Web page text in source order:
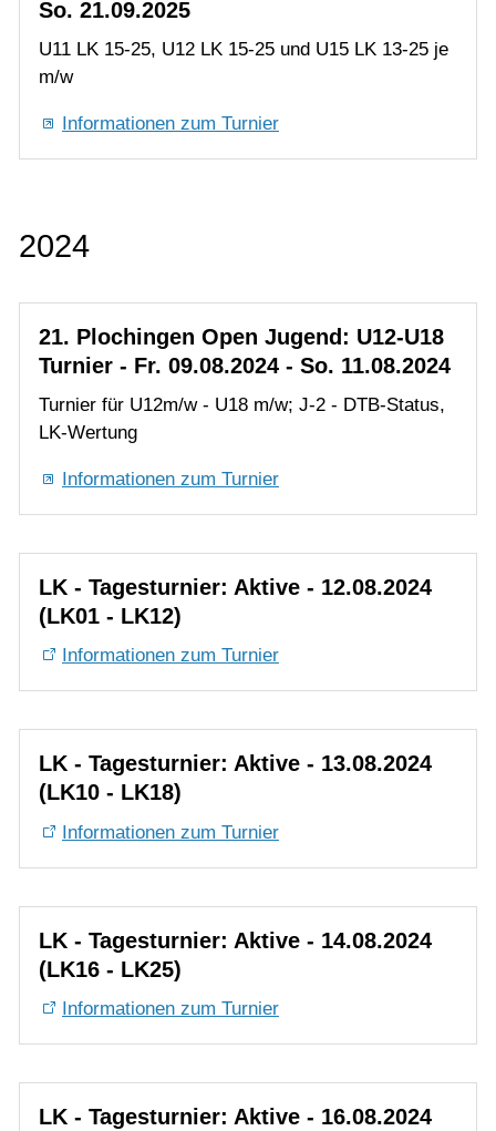
2024
Turnier - Fr. 09.08.2024 - So. 11.08.2024
LK-Wertung
Informationen zum Turnier
(LK01 - LK12)
Informationen zum Turnier
LK - Tagesturnier: Aktive - 13.08.2024
(LK10 - LK18)
Informationen zum Turnier
LK - Tagesturnier: Aktive - 14.08.2024
(LK16 - LK25)
Informationen zum Turnier
LK - Tagesturnier: Aktive - 16.08.2024
(LK10 - LK25)
Informationen zum Turnier